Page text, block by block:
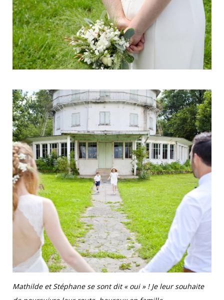
Mathilde et Stéphane se sont dit « oui » ! Je leur souhaite